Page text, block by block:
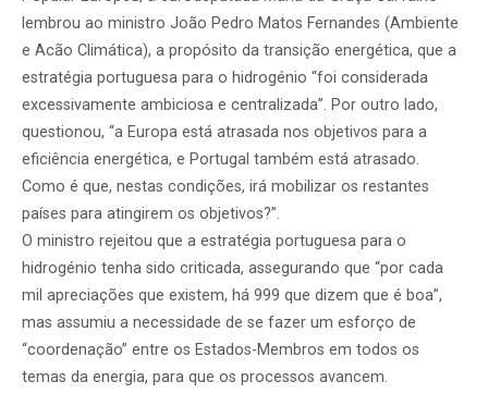
lembrou ao ministro João Pedro Matos Fernandes (Ambiente
e Acão Climática), a propósito da transição energética, que a
estratégia portuguesa para o hidrogénio “foi considerada
excessivamente ambiciosa e centralizada”. Por outro lado,
questionou, “a Europa está atrasada nos objetivos para a
eficiência energética, e Portugal também está atrasado.
Como é que, nestas condições, irá mobilizar os restantes
países para atingirem os objetivos?”.
O ministro rejeitou que a estratégia portuguesa para o
hidrogénio tenha sido criticada, assegurando que “por cada
mil apreciações que existem, há 999 que dizem que é boa”,
mas assumiu a necessidade de se fazer um esforço de
“coordenação” entre os Estados-Membros em todos os
temas da energia, para que os processos avancem.